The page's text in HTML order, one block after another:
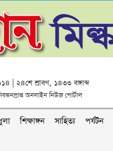
| ২৪শে শ্রাবণ, ১৪৩৩ বঙ্গাব্দ
অনলাইন নিউজ পোর্টাল
শিক্ষাঙ্গন সাহিত্য পর্যটন